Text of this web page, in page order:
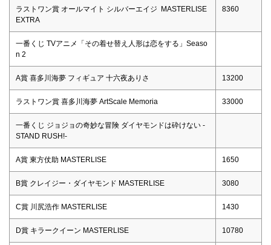
ラストワン賞 オールマイト シルバーエイジ MASTERLISE
EXTRA
8360
一番くじ TVアニメ「その着せ替え人形は恋をする」Seaso
n 2
A賞 喜多川海夢 フィギュア 十六夜ありさ 13200
ラストワン賞 喜多川海夢 ArtScale Memoria 33000
一番くじ ジョジョの奇妙な冒険 ダイヤモンドは砕けない -
STAND RUSH!-
A賞 東方仗助 MASTERLISE 1650
B賞 クレイジー・ダイヤモンド MASTERLISE 3080
C賞 川尻浩作 MASTERLISE 1430
D賞 キラークイーン MASTERLISE 10780